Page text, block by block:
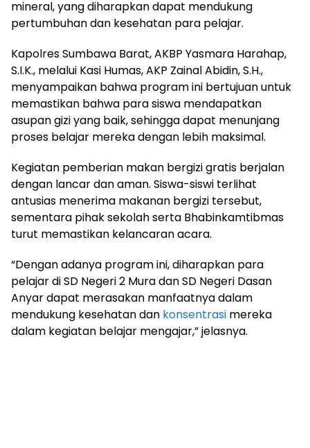
mineral, yang diharapkan dapat mendukung
pertumbuhan dan kesehatan para pelajar.
Kapolres Sumbawa Barat, AKBP Yasmara Harahap,
S.I.K., melalui Kasi Humas, AKP Zainal Abidin, S.H.,
menyampaikan bahwa program ini bertujuan untuk
memastikan bahwa para siswa mendapatkan
asupan gizi yang baik, sehingga dapat menunjang
proses belajar mereka dengan lebih maksimal.
Kegiatan pemberian makan bergizi gratis berjalan
dengan lancar dan aman. Siswa-siswi terlihat
antusias menerima makanan bergizi tersebut,
sementara pihak sekolah serta Bhabinkamtibmas
turut memastikan kelancaran acara.
“Dengan adanya program ini, diharapkan para
pelajar di SD Negeri 2 Mura dan SD Negeri Dasan
Anyar dapat merasakan manfaatnya dalam
mendukung kesehatan dan konsentrasi mereka
dalam kegiatan belajar mengajar,” jelasnya.